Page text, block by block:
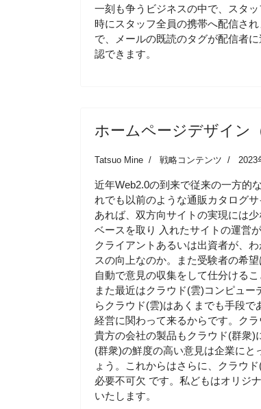
一刻も争うビジネスの中で、スタ
時にスタッフ全員の携帯へ配信さ
で、メールの既読のタグが配信者
認できます。
ホームページデザイン
Tatsuo Mine 戦略コンテンツ 2023
近年Web2.0の到来で従来の一方的
れでも以前のような通販カタログ
あれば、双方向サイトの実現には
ベースを取り 入れたサイトの運営
クライアントあるいは出資者が、
スの向上なのか。また受験者の希
自動で意見の収集をして仕分けるこ
また最近はクラウド(雲)コンピュ
らクラウド(雲)はあくまでも手段
経営に関わって来るからです。クラ
貴方の会社の製品もクラウド(群衆)
(群衆)の鮮度の高い意見は企業に
ょう。これからはさらに、クラウ
必要不可欠 です。私どもはオリジ
いたします。